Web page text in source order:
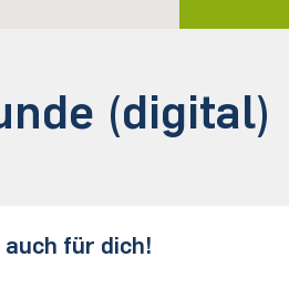
(digital)
auch für dich!